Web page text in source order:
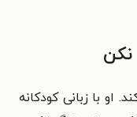
نکن
با زبانی کودکانه